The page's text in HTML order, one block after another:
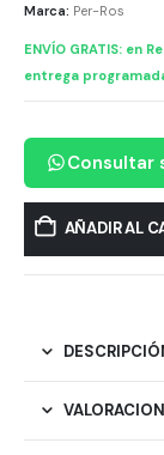
Marca: Per-Ros
ENVÍO GRATIS: en
entrega
Consultar
AÑADIR AL